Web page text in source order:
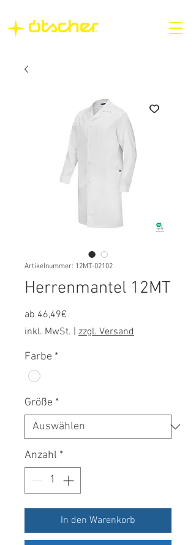
Artikelnummer: 12MT-02102
Herrenmantel 12MT
ab 46,49€
Preis
inkl. MwSt. zzgl. Versand
Farbe *
Größe *
Anzahl *
In den Warenkorb